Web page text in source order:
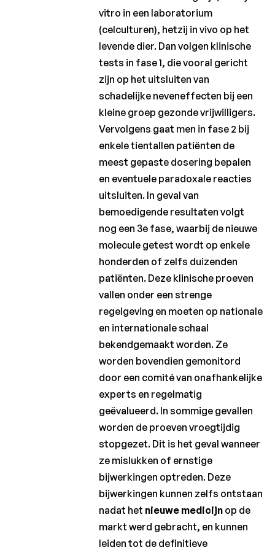
vitro in een laboratorium
(celculturen), hetzij in vivo op het
levende dier. Dan volgen klinische
tests in fase 1, die vooral gericht
zijn op het uitsluiten van
schadelijke neveneffecten bij een
kleine groep gezonde vrijwilligers.
Vervolgens gaat men in fase 2 bij
enkele tientallen patiënten de
meest gepaste dosering bepalen
en eventuele paradoxale reacties
uitsluiten. In geval van
bemoedigende resultaten volgt
nog een 3e fase, waarbij de nieuwe
molecule getest wordt op enkele
honderden of zelfs duizenden
patiënten. Deze klinische proeven
vallen onder een strenge
regelgeving en moeten op nationale
en internationale schaal
bekendgemaakt worden. Ze
worden bovendien gemonitord
door een comité van onafhankelijke
experts en regelmatig
geëvalueerd. In sommige gevallen
worden de proeven vroegtijdig
stopgezet. Dit is het geval wanneer
ze mislukken of ernstige
bijwerkingen optreden. Deze
bijwerkingen kunnen zelfs ontstaan
nadat het nieuwe medicijn op de
markt werd gebracht, en kunnen
leiden tot de definitieve